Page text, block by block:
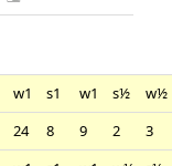
w1 s1 w1 s½
w½
24 8 9 2
3